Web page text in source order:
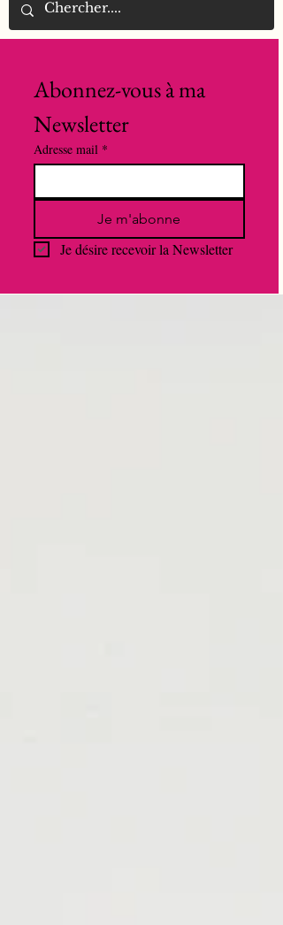
Abonnez-vous à ma
Newsletter
Adresse mail *
Je m'abonne
Je désire recevoir la Newsletter